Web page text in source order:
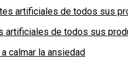
artificiales de todos sus